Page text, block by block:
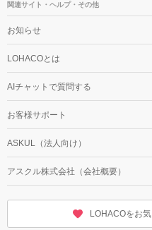
関連サイト・ヘルプ・その他
お知らせ
LOHACOとは
AIチャットで質問する
お客様サポート
ASKUL（法人向け）
アスクル株式会社（会社概要）
LOHACOをお